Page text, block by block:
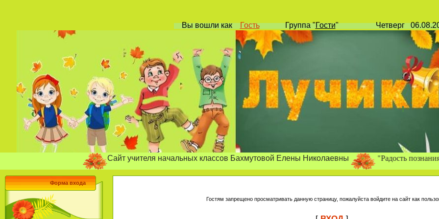
Вы вошликак Гость Группа"Гости" Четверг
Сайт учителя начальных классов Бахмутовой Елены Николаевны "Радость познания, радость т
Форма входа
Гостям запрещено просматривать данную страницу, пожалуйста войдите на сайт как